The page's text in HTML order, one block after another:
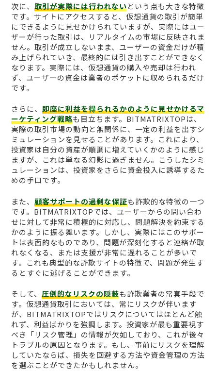
次に、 取引が実際には行われないという点も大きな特徴
です。サイトにアクセスすると、仮想通貨の取引が簡単
にできるように見せかけられていますが、実際にはユー
ザーが行った取引は、リアルタイムの市場に反映されま
せん。取引が成立しないまま、ユーザーの資金だけが積
み上げられていき、最終的には引き出すことができなく
なります。実際には、仮想通貨の購入や売却は行われ
ず、ユーザーの資金は業者のポケットに収められるだけ
です。
さらに、 即座に利益を得られるかのように見せかけるマ
ーケティング戦略も目立ちます。BITMATRIXTOPは、
実際の取引市場の動向と無関係に、一定の利益を出すシ
ミュレーションを見せることがあります。これにより、
投資家は自分の資産が順調に増えていくかのように感じ
ますが、これは単なる幻影に過ぎません。こうしたシミ
ュレーションは、投資家をさらに資金投入に誘導するた
めの手口です。
また、 顧客サポートの過剰な保証も詐欺的な特徴の一つ
です。BITMATRIXTOPでは、ユーザーからの問い合わ
せに対して非常に積極的に対応し、問題解決を約束する
かのように振る舞います。しかし、実際にはこのサポー
トは表面的なものであり、問題が深刻化すると連絡が取
れなくなる、または支援が非常に遅れることが多いで
す。これも典型的な詐欺サイトの特徴で、問題が発生す
るとすぐに逃げることができます。
そして、 圧倒的なリスクの隠蔽も詐欺業者の常套手段で
す。仮想通貨取引においては、常にリスクが伴います
が、BITMATRIXTOPではリスクについてはほとんど触
れず、利益ばかりを強調します。投資家が最も重要視す
べき「リスク管理」の情報が欠如しており、これが後々
トラブルの原因となります。もし、事前にリスクを理解
していたならば、損失を回避する方法や資金管理の方法
を選ぶことができたかもしれません。